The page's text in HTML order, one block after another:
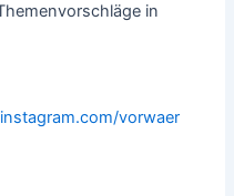
in
vorwaer